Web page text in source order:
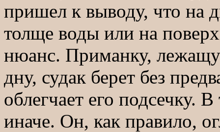
пришел к выводу, что на
толще воды или на
нюанс. Приманку,
дну, судак берет без
облегчает его подсечку.
иначе. Он, как правило,